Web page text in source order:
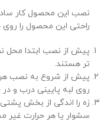
نصب این محصول کار
راحتی این محصول را
تر هستند.
پیش از شروع به نصب
روی لبه پایینی درب و
زه را اندگی از بخش
سشوار یا هر حرارت غیر